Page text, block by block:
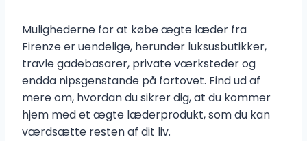
Mulighederne for at købe ægte læder fra
Firenze er uendelige, herunder luksusbutikker,
travle gadebasarer, private værksteder og
endda nipsgenstande på fortovet. Find ud af
mere om, hvordan du sikrer dig, at du kommer
hjem med et ægte læderprodukt, som du kan
værdsætte resten af dit liv.